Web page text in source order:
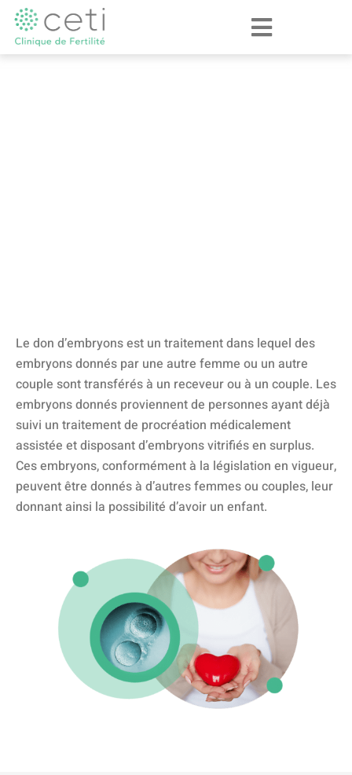
Le don d’embryons est un traitement dans lequel des
embryons donnés par une autre femme ou un autre
couple sont transférés à un receveur ou à un couple. Les
embryons donnés proviennent de personnes ayant déjà
suivi un traitement de procréation médicalement
assistée et disposant d’embryons vitrifiés en surplus.
Ces embryons, conformément à la législation en vigueur,
peuvent être donnés à d’autres femmes ou couples, leur
donnant ainsi la possibilité d’avoir un enfant.